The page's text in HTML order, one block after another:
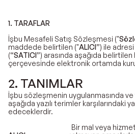
1. TARAFLAR
İşbu Mesafeli Satış Sözleşmesi ("
maddede belirtilen ("ALICI”) ile
(“SATICI”) arasında aşağıda
çerçevesinde elektronik ortamda
2. TANIMLAR
İşbu sözleşmenin uygulanmasında
aşağıda yazılı terimler karşılarındaki
edeceklerdir.
Bir mal veya